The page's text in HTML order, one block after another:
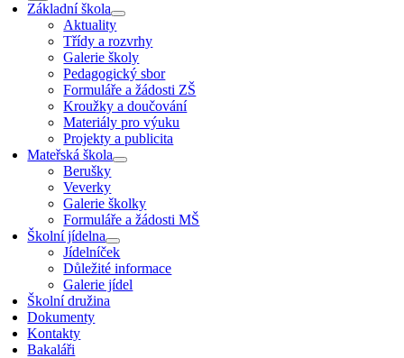
Základní škola
Aktuality
Třídy a rozvrhy
Galerie školy
Pedagogický sbor
Formuláře a žádosti ZŠ
Kroužky a doučování
Materiály pro výuku
Projekty a publicita
Mateřská škola
Berušky
Veverky
Galerie školky
Formuláře a žádosti MŠ
Školní jídelna
Jídelníček
Důležité informace
Galerie jídel
Školní družina
Dokumenty
Kontakty
Bakaláři